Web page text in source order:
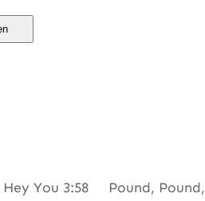
You 3:58 Pound, Pound,